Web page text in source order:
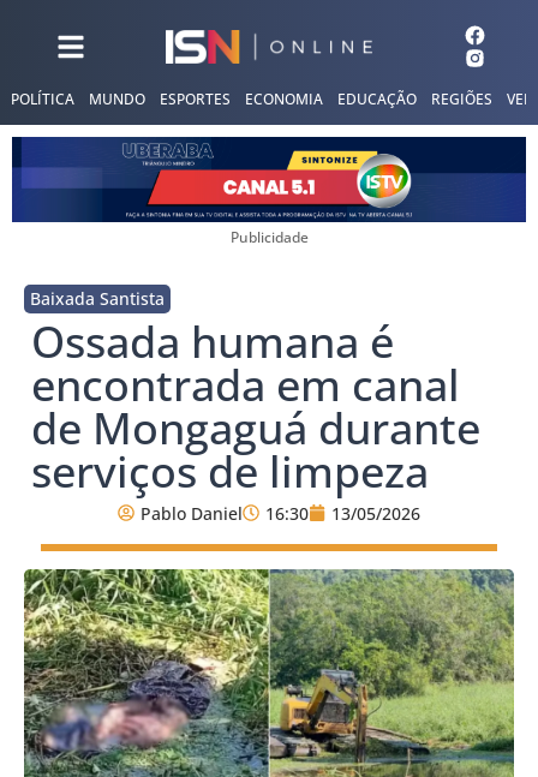
POLÍTICA MUNDO ESPORTES ECONOMIA EDUCAÇÃO REGIÕES
Publicidade
Baixada Santista
Ossada humana é
encontrada em canal
de Mongaguá durante
serviços de limpeza
Pablo Daniel 16:30 13/05/2026